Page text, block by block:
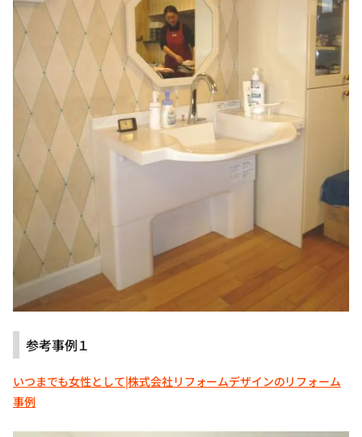
参考事例１
いつまでも女性として|株式会社リフォームデザインのリフォーム
事例